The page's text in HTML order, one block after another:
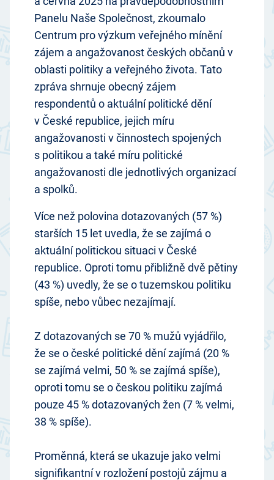
Panelu Naše Společnost, zkoumalo
Centrum pro výzkum veřejného mínění
zájem a angažovanost českých občanů v
oblasti politiky a veřejného života. Tato
zpráva shrnuje obecný zájem
respondentů o aktuální politické dění
v České republice, jejich míru
angažovanosti v činnostech spojených
s politikou a také míru politické
angažovanosti dle jednotlivých organizací
a spolků.
Více než polovina dotazovaných (57 %)
starších 15 let uvedla, že se zajímá o
aktuální politickou situaci v České
republice. Oproti tomu přibližně dvě pětiny
(43 %) uvedly, že se o tuzemskou politiku
spíše, nebo vůbec nezajímají.
Z dotazovaných se 70 % mužů vyjádřilo,
že se o české politické dění zajímá (20 %
se zajímá velmi, 50 % se zajímá spíše),
oproti tomu se o českou politiku zajímá
pouze 45 % dotazovaných žen (7 % velmi,
38 % spíše).
Proměnná, která se ukazuje jako velmi
signifikantní v rozložení postojů zájmu a